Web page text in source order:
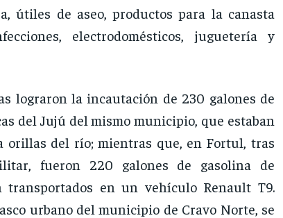
útiles de aseo, productos para la canasta
electrodomésticos, juguetería y
lograron la incautación de 230 galones de
del Jujú del mismo municipio, que estaban
orillas del río; mientras que, en Fortul, tras
fueron 220 galones de gasolina de
transportados en un vehículo Renault T9.
urbano del municipio de Cravo Norte, se